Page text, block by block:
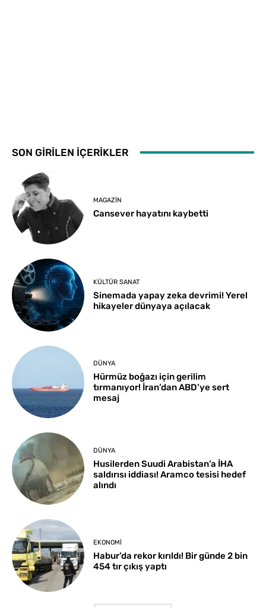
SON GİRİLEN İÇERİKLER
MAGAZIN
Cansever hayatını kaybetti
KÜLTÜR SANAT
Sinemada yapay zeka devrimi! Yerel
hikayeler dünyaya açılacak
DÜNYA
Hürmüz boğazı için gerilim
tırmanıyor! İran’dan ABD’ye sert
mesaj
DÜNYA
Husilerden Suudi Arabistan’a İHA
saldırısı iddiası! Aramco tesisi hedef
alındı
EKONOMI
Habur’da rekor kırıldı! Bir günde 2 bin
454 tır çıkış yaptı